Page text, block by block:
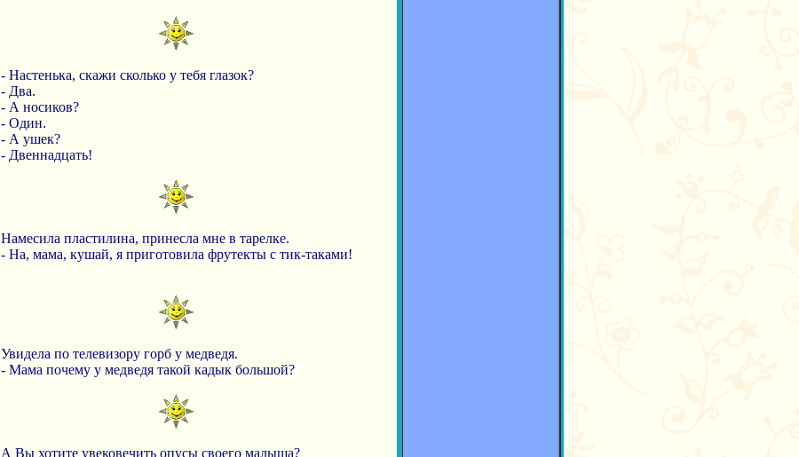
- Настенька, скажи сколько у тебя глазок?
- Два.
- А носиков?
- Один.
- А ушек?
- Двеннадцать!
Намесила пластилина, принесла мне в тарелке.
- На, мама, кушай, я приготовила фрутекты с тик-таками!
Увидела по телевизору горб у медведя.
- Мама почему у медведя такой кадык большой?
А Вы хотите увековечить опусы своего малыша?